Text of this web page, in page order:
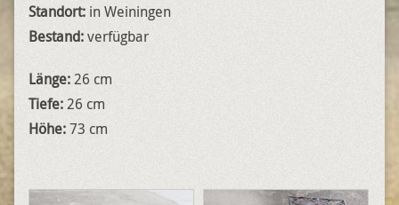
Standort: in Weiningen
Bestand:verfügbar
Länge:26 cm
Tiefe:26 cm
Höhe:73 cm